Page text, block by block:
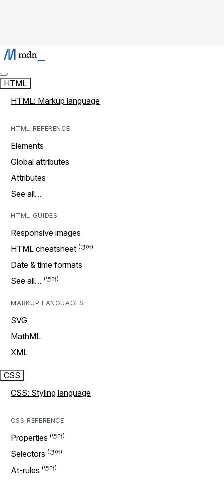
HTML
HTML: Markup language
HTML REFERENCE
Elements
Global attributes
Attributes
See all…
HTML GUIDES
Responsive images
HTML cheatsheet
Date & time formats
See all…
MARKUP LANGUAGES
SVG
MathML
XML
CSS
CSS: Styling language
CSS REFERENCE
Properties
Selectors
At-rules